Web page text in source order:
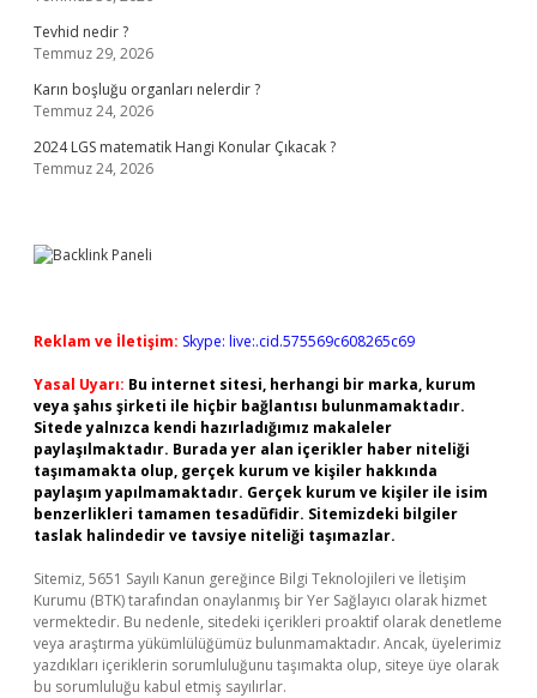
Tevhid nedir ?
Temmuz 29, 2026
Karın boşluğu organları nelerdir ?
Temmuz 24, 2026
2024 LGS matematik Hangi Konular Çıkacak ?
Temmuz 24, 2026
Reklam ve İletişim: Skype: live:.cid.575569c608265c69
Yasal Uyarı: Bu internet sitesi, herhangi bir marka, kurum
veya şahıs şirketi ile hiçbir bağlantısı bulunmamaktadır.
Sitede yalnızca kendi hazırladığımız makaleler
paylaşılmaktadır. Burada yer alan içerikler haber niteliği
taşımamakta olup, gerçek kurum ve kişiler hakkında
paylaşım yapılmamaktadır. Gerçek kurum ve kişiler ile isim
benzerlikleri tamamen tesadüfidir. Sitemizdeki bilgiler
taslak halindedir ve tavsiye niteliği taşımazlar.
Sitemiz, 5651 Sayılı Kanun gereğince Bilgi Teknolojileri ve İletişim
Kurumu (BTK) tarafından onaylanmış bir Yer Sağlayıcı olarak hizmet
vermektedir. Bu nedenle, sitedeki içerikleri proaktif olarak denetleme
veya araştırma yükümlülüğümüz bulunmamaktadır. Ancak, üyelerimiz
yazdıkları içeriklerin sorumluluğunu taşımakta olup, siteye üye olarak
bu sorumluluğu kabul etmiş sayılırlar.